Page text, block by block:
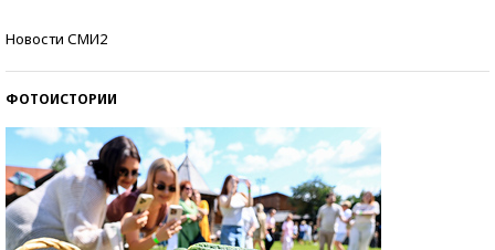
Новости СМИ2
ФОТОИСТОРИИ